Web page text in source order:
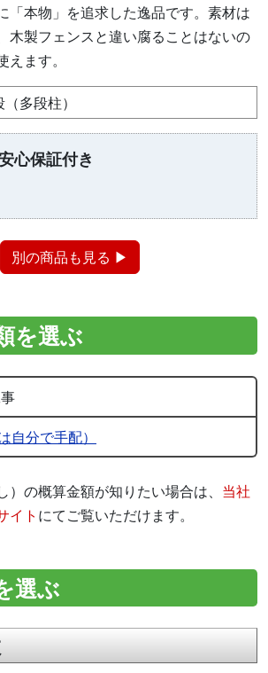
「本物」を追求した逸品です。素材は
木製フェンスと違い腐ることはないの
ます。
（多段柱）
心保証付き
別の商品も見る ▶
を選ぶ
の概算金額が知りたい場合は、 当社
イト にてご覧いただけます。
自分で手配）
選ぶ